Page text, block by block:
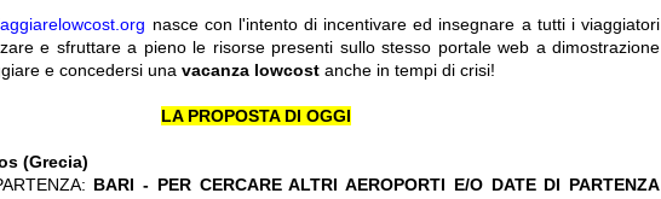
nasce con l'intento di incentivare ed insegnare a tutti i viaggiatori
e sfruttare a pieno le risorse presenti sullo stesso portale web a dimostrazione
e concedersi una vacanza lowcost anche in tempi di crisi!
LA PROPOSTA DI OGGI
(Grecia)
BARI - PER CERCARE ALTRI AEROPORTI E/O DATE DI PARTENZA